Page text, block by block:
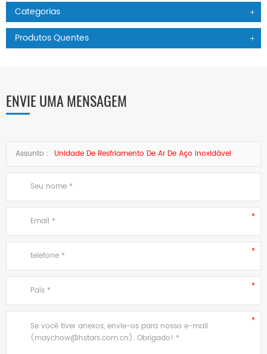
Categorias
Produtos Quentes
ENVIE UMA MENSAGEM
Assunto : Unidade De Resfriamento De Ar De Aço Inoxidável